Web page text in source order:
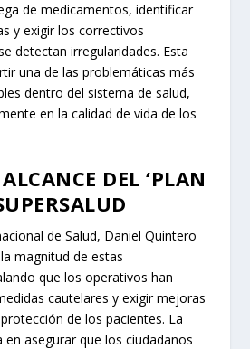
de medicamentos, identificar
y exigir los correctivos
detectan irregularidades. Esta
una de las problemáticas más
dentro del sistema de salud,
en la calidad de vida de los
DEL ‘PLAN
de Salud, Daniel Quintero
magnitud de estas
que los operativos han
cautelares y exigir mejoras
de los pacientes. La
asegurar que los ciudadanos